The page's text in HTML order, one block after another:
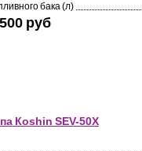
бака (л)
pуб
Кoshin SEV-50X